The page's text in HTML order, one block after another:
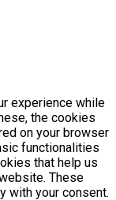
experience while
the cookies
on your browser
functionalities
that help us
These
with your consent.